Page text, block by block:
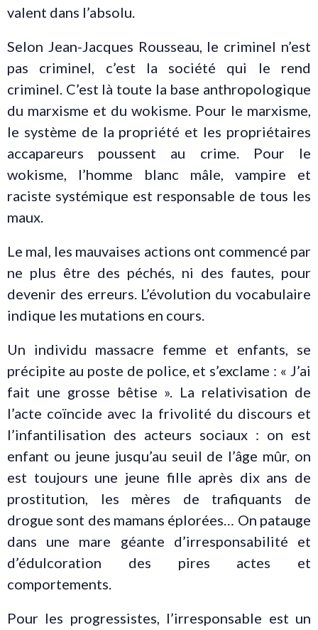
valent dans l’absolu.
Selon Jean-Jacques Rousseau, le criminel n’est
pas criminel, c’est la société qui le rend
criminel. C’est là toute la base anthropologique
du marxisme et du wokisme. Pour le marxisme,
le système de la propriété et les propriétaires
accapareurs poussent au crime. Pour le
wokisme, l’homme blanc mâle, vampire et
raciste systémique est responsable de tous les
maux.
Le mal, les mauvaises actions ont commencé par
ne plus être des péchés, ni des fautes, pour
devenir des erreurs. L’évolution du vocabulaire
indique les mutations en cours.
Un individu massacre femme et enfants, se
précipite au poste de police, et s’exclame : « J’ai
fait une grosse bêtise ». La relativisation de
l’acte coïncide avec la frivolité du discours et
l’infantilisation des acteurs sociaux : on est
enfant ou jeune jusqu’au seuil de l’âge mûr, on
est toujours une jeune fille après dix ans de
prostitution, les mères de trafiquants de
drogue sont des mamans éplorées… On patauge
dans une mare géante d’irresponsabilité et
d’édulcoration des pires actes et
comportements.
Pour les progressistes, l’irresponsable est un